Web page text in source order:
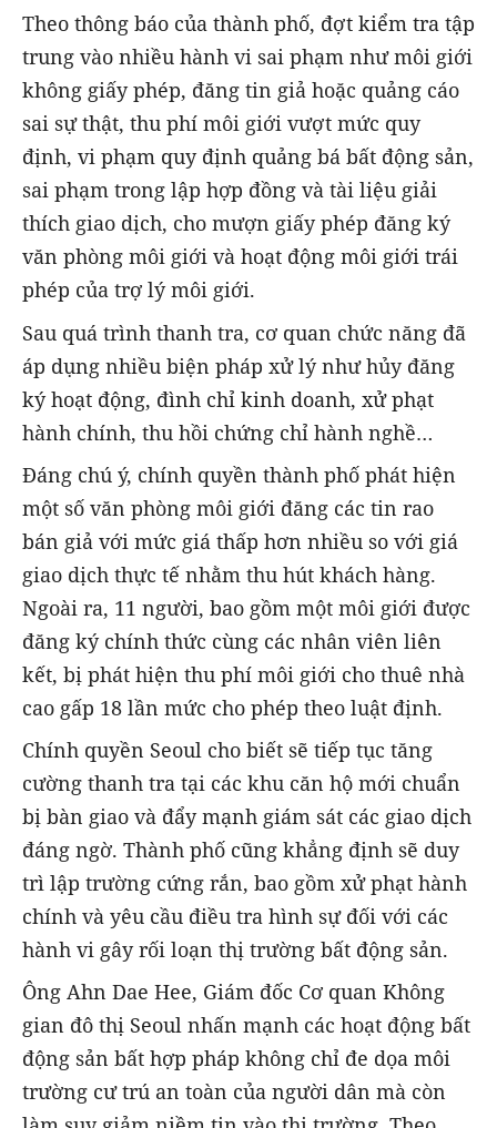
Theo thông báo của thành phố, đợt kiểm tra tập
trung vào nhiều hành vi sai phạm như môi giới
không giấy phép, đăng tin giả hoặc quảng cáo
sai sự thật, thu phí môi giới vượt mức quy
định, vi phạm quy định quảng bá bất động sản,
sai phạm trong lập hợp đồng và tài liệu giải
thích giao dịch, cho mượn giấy phép đăng ký
văn phòng môi giới và hoạt động môi giới trái
phép của trợ lý môi giới.
Sau quá trình thanh tra, cơ quan chức năng đã
áp dụng nhiều biện pháp xử lý như hủy đăng
ký hoạt động, đình chỉ kinh doanh, xử phạt
hành chính, thu hồi chứng chỉ hành nghề…
Đáng chú ý, chính quyền thành phố phát hiện
một số văn phòng môi giới đăng các tin rao
bán giả với mức giá thấp hơn nhiều so với giá
giao dịch thực tế nhằm thu hút khách hàng.
Ngoài ra, 11 người, bao gồm một môi giới được
đăng ký chính thức cùng các nhân viên liên
kết, bị phát hiện thu phí môi giới cho thuê nhà
cao gấp 18 lần mức cho phép theo luật định.
Chính quyền Seoul cho biết sẽ tiếp tục tăng
cường thanh tra tại các khu căn hộ mới chuẩn
bị bàn giao và đẩy mạnh giám sát các giao dịch
đáng ngờ. Thành phố cũng khẳng định sẽ duy
trì lập trường cứng rắn, bao gồm xử phạt hành
chính và yêu cầu điều tra hình sự đối với các
hành vi gây rối loạn thị trường bất động sản.
Ông Ahn Dae Hee, Giám đốc Cơ quan Không
gian đô thị Seoul nhấn mạnh các hoạt động bất
động sản bất hợp pháp không chỉ đe dọa môi
trường cư trú an toàn của người dân mà còn